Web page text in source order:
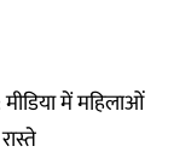
में महिलाओं